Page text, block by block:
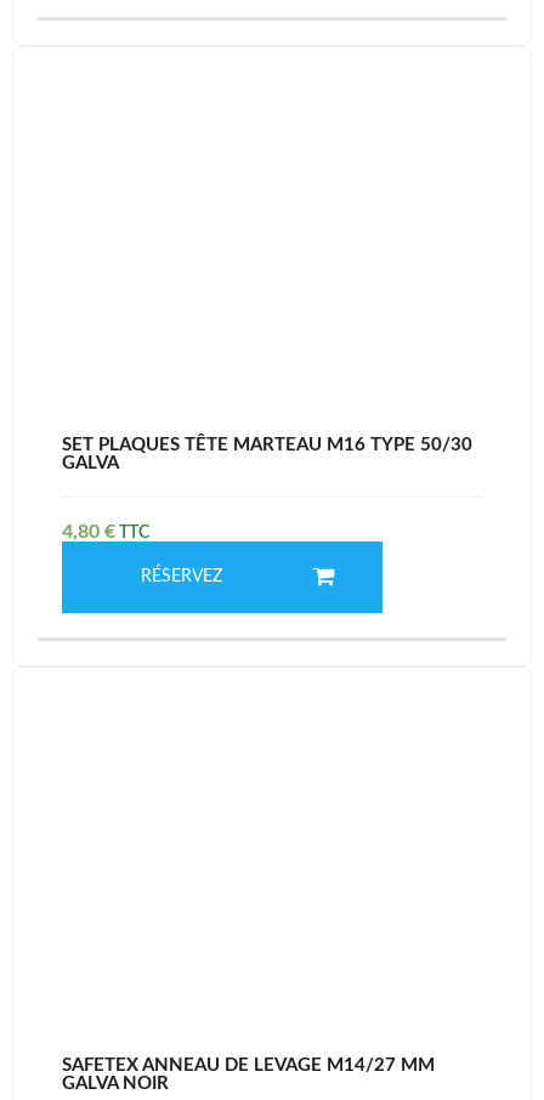
SET PLAQUES TÊTE MARTEAU M16 TYPE 50/30
GALVA
4,80 €
RÉSERVEZ
SAFETEX ANNEAU DE LEVAGE M14/27 MM
GALVA NOIR